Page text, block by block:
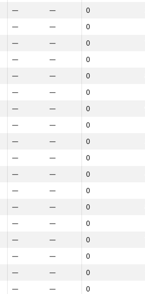
— — 0
— — 0
— — 0
— — 0
— — 0
— — 0
— — 0
— — 0
— — 0
— — 0
— — 0
— — 0
— — 0
— — 0
— — 0
— — 0
— — 0
— — 0
Total
NGP30 Sum